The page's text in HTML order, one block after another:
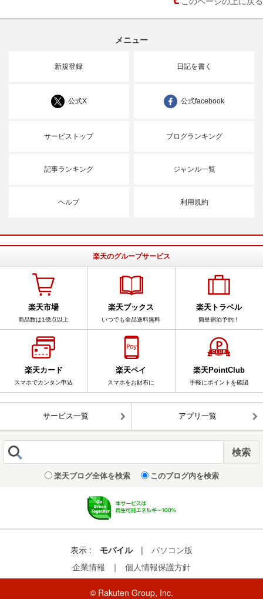
メニュー
新規登録 日記を書く
公式X 公式facebook
サービストップ ブログランキング
記事ランキング ジャンル一覧
ヘルプ 利用規約
楽天のグループサービス
楽天市場
商品数は1億点以上
楽天ブックス
いつでも全品送料無料
楽天トラベル
簡単宿泊予約！
楽天カード
スマホでカンタン申込
楽天ペイ
スマホをお財布に
楽天PointClub
手軽にポイントを確認
サービス一覧 アプリ一覧
楽天ブログ全体を検索 このブログ内を検索
表示 : モバイル |
パソコン版
企業情報
｜ 個人情報保護方針
© Rakuten Group, Inc.